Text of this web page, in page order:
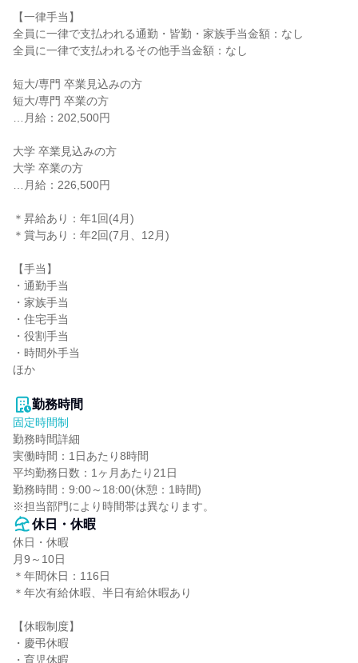
【一律手当】
全員に一律で支払われる通勤・皆勤・家族手当金額：なし
全員に一律で支払われるその他手当金額：なし
短大/専門 卒業見込みの方
短大/専門 卒業の方
…月給：202,500円
大学 卒業見込みの方
大学 卒業の方
…月給：226,500円
＊昇給あり：年1回(4月)
＊賞与あり：年2回(7月、12月)
【手当】
・通勤手当
・家族手当
・住宅手当
・役割手当
・時間外手当
ほか
勤務時間
固定時間制
勤務時間詳細
実働時間：1日あたり8時間
平均勤務日数：1ヶ月あたり21日
勤務時間：9:00～18:00(休憩：1時間)
※担当部門により時間帯は異なります。
休日・休暇
休日・休暇
月9～10日
＊年間休日：116日
＊年次有給休暇、半日有給休暇あり
【休暇制度】
・慶弔休暇
・育児休暇